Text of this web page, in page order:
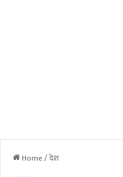
Home/देश